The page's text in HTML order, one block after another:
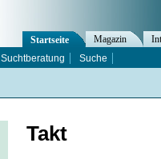
Takt
Startseite Magazin
Suchtberatung Suche